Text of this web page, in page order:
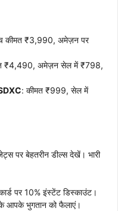
कीमत ₹3,990, अमेज़न पर
₹4,490, अमेज़न सेल में ₹798,
: कीमत ₹999, सेल में
पर बेहतरीन डील्स देखें। भारी
पर 10% इंस्टेंट डिस्काउंट।
के आपके भुगतान को फैलाएं।